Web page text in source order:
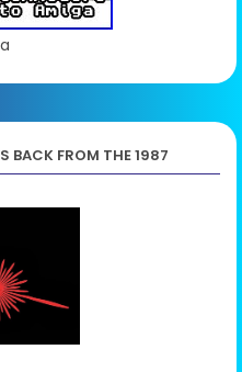
BACK FROM THE 1987